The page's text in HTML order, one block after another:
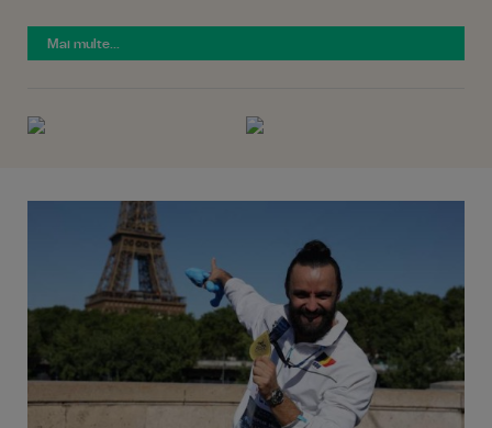
Mai multe...